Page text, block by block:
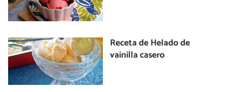
Receta de Helado de
vainilla casero